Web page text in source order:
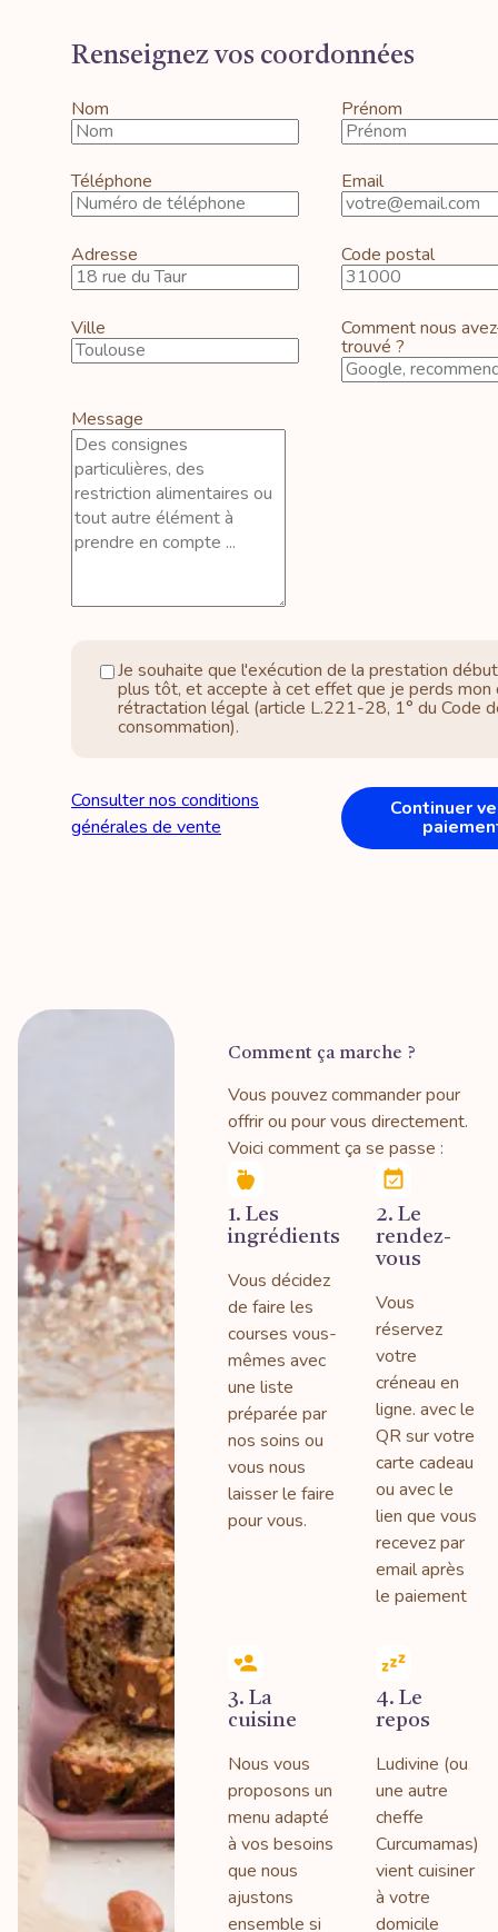
Renseignez vos coordonnées
Nom Prénom
Téléphone Email
Adresse Code postal
Ville Comment nous
trouvé ?
Message
Je souhaite que l'exécution de la prestation
plus tôt, et accepte à cet effet que je perds mon
rétractation légal (article L.221-28, 1° du Code
consommation).
Consulter nos conditions
générales de vente
Continuer
Comment ça marche ?
Vous pouvez commander pour
offrir ou pour vous directement.
Voici comment ça se passe :
1. Les
ingrédients
Vous décidez
de faire les
courses vous-
mêmes avec
une liste
préparée par
nos soins ou
vous nous
laisser le faire
pour vous.
2. Le
rendez-
vous
Vous
réservez
votre
créneau en
ligne. avec le
QR sur votre
carte cadeau
ou avec le
lien que vous
recevez par
email après
le paiement
3. La
cuisine
Nous vous
proposons un
menu adapté
à vos besoins
que nous
ajustons
ensemble si
4. Le
repos
Ludivine (ou
une autre
cheffe
Curcumamas)
vient cuisiner
à votre
domicile